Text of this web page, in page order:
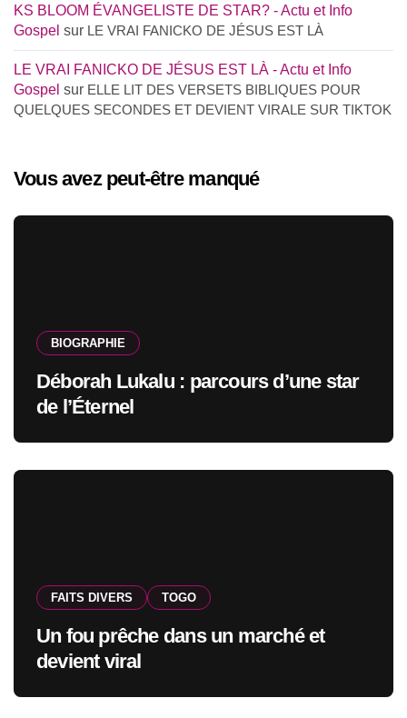
KS BLOOM ÉVANGELISTE DE STAR? - Actu et Info
Gospel sur LE VRAI FANICKO DE JÉSUS EST LÀ
LE VRAI FANICKO DE JÉSUS EST LÀ - Actu et Info
Gospel sur ELLE LIT DES VERSETS BIBLIQUES POUR
QUELQUES SECONDES ET DEVIENT VIRALE SUR TIKTOK
Vous avez peut-être manqué
BIOGRAPHIE
Déborah Lukalu : parcours d’une star
de l’Éternel
FAITS DIVERS TOGO
Un fou prêche dans un marché et
devient viral